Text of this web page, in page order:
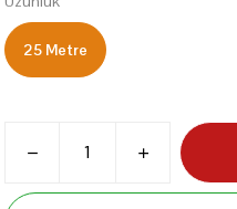
25 Metre